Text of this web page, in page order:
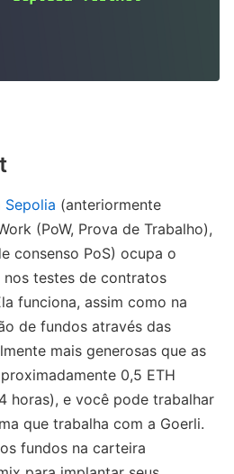
Sepolia (anteriormente
(PoW, Prova de Trabalho),
consenso PoS) ocupa o
nos testes de contratos
funciona, assim como na
de fundos através das
mais generosas que as
0,5 ETH
horas), e você pode trabalhar
que trabalha com a Goerli.
fundos na carteira